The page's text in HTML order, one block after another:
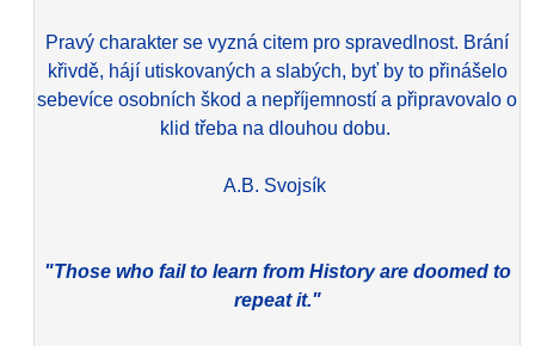
Pravý charakter se vyzná citem pro spravedlnost. Brání
křivdě, hájí utiskovaných a slabých, byť by to přinášelo
sebevíce osobních škod a nepříjemností a připravovalo o
klid třeba na dlouhou dobu.
A.B. Svojsík
"Those who fail to learn from History are doomed to
repeat it."